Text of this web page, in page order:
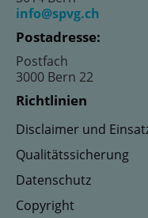
info@spvg.ch
Postadresse:
Postfach
3000 Bern 22
Richtlinien
Disclaimer und
Qualitätssicherung
Datenschutz
Copyright